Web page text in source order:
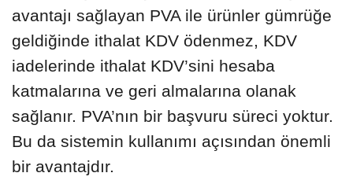
avantajı sağlayan PVA ile ürünler gümrüğe
geldiğinde ithalat KDV ödenmez, KDV
iadelerinde ithalat KDV’sini hesaba
katmalarına ve geri almalarına olanak
sağlanır. PVA’nın bir başvuru süreci yoktur.
Bu da sistemin kullanımı açısından önemli
bir avantajdır.